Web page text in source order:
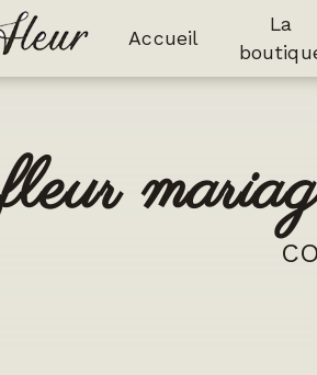
Accueil
La
fleur